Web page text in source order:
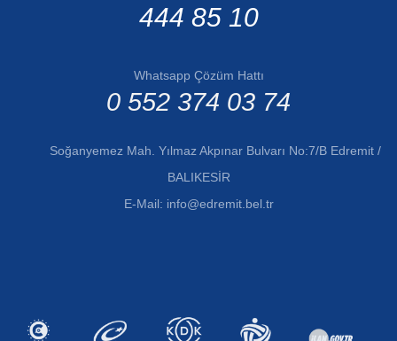
444 85 10
Whatsapp Çözüm Hattı
0 552 374 03 74
Soğanyemez Mah. Yılmaz Akpınar Bulvarı No:7/B Edremit /
BALIKESİR
E-Mail: info@edremit.bel.tr